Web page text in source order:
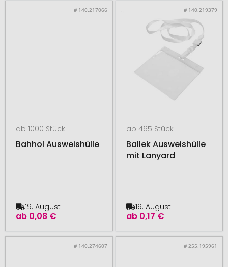
# 140.217066
ab 1000 Stück
Bahhol Ausweishülle
ab 0,08 €
19. August
# 140.219379
ab 465 Stück
Ballek Ausweishülle
mit Lanyard
ab 0,17 €
19. August
# 140.274607 # 255.195961